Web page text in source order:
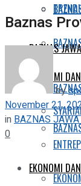
EKONOMI
BAZNAS
EKONOMI
Baznas
by
November 21,
in BAZNAS
0